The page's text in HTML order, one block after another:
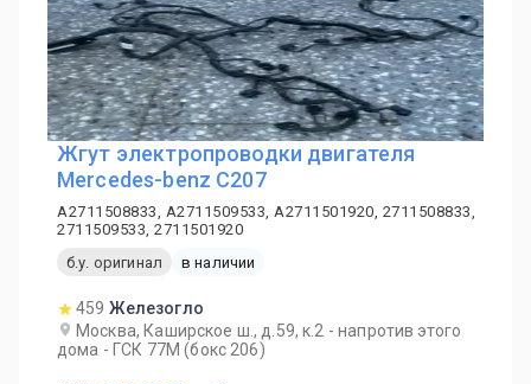
Жгут электропроводки двигателя
Mercedes-benz C207
A2711508833, A2711509533, A2711501920, 2711508833,
2711509533, 2711501920
б.у. оригинал
в наличии
459 Железогло
Москва, Каширское ш., д.59, к.2 - напротив этого
дома - ГСК 77М (бокс 206)